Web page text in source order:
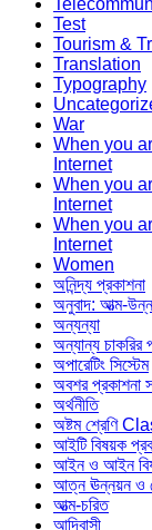
Test
Tourism &
Translation
Typography
War
When you
Internet
When you
Internet
When you
Internet
Women
অনিন্দ্য প্রকাশনা
অনুবাদ: আত্ম-
অন্যন্যা
অন্যান্য চাকরির
অপারেটিং সিস্টেম
অবশর প্রকাশনা
অর্থনীতি
অষ্টম শ্রেণি
আইটি বিষয়ক
আইন ও আইন
আত্ন ঊন্নয়ন ও
আত্ম-চরিত
আদিবাসী